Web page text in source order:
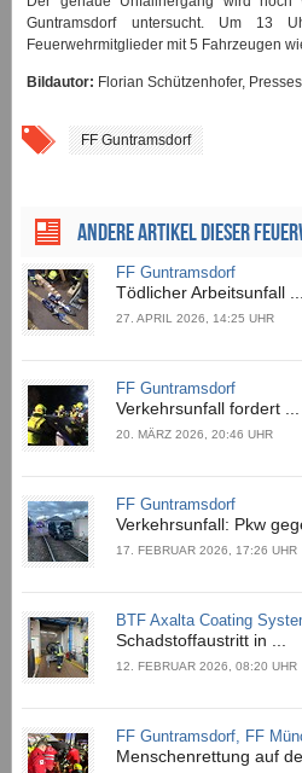
Guntramsdorf untersucht. Um 13
Feuerwehrmitglieder mit 5 Fahrzeugen
Bildautor: Florian Schützenhofer,
FF Guntramsdorf
ANDERE ARTIKEL DIESER
FF Guntramsdorf
Tödlicher Arbeitsunfall ...
27. APRIL 2026, 14:25 UHR
FF Guntramsdorf
Verkehrsunfall fordert ...
20. MÄRZ 2026, 20:46 UHR
FF Guntramsdorf
Verkehrsunfall: Pkw
17. FEBRUAR 2026, 17:26 UHR
BTF Axalta Coating
Schadstoffaustritt in ...
12. FEBRUAR 2026, 08:20 UHR
FF Guntramsdorf, FF
Menschenrettung auf